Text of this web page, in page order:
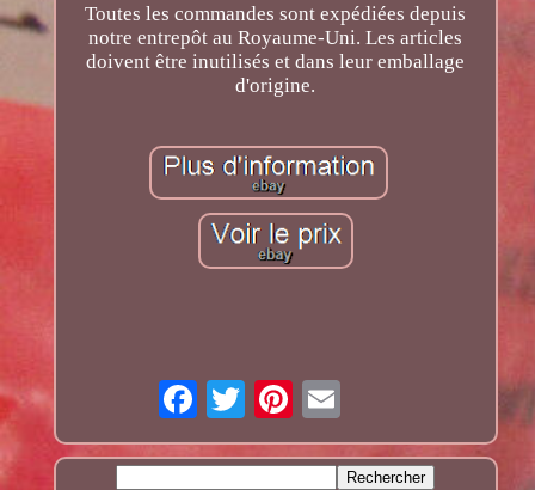
Toutes les commandes sont expédiées depuis
notre entrepôt au Royaume-Uni. Les articles
doivent être inutilisés et dans leur emballage
d'origine.